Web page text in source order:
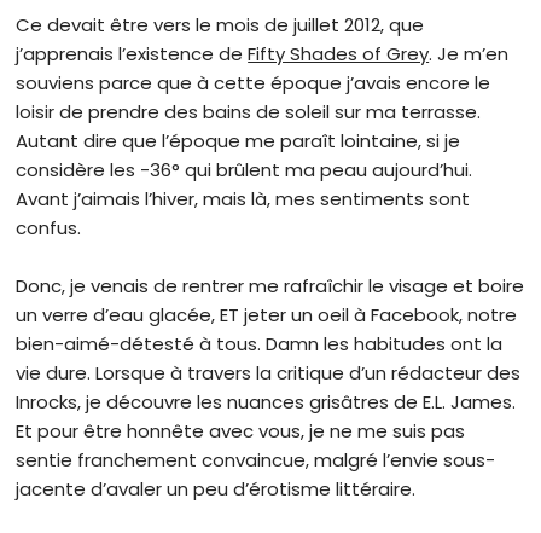
Ce devait être vers le mois de juillet 2012, que
j’apprenais l’existence deFifty Shades of Grey. Je m’en
souviens parce que à cette époque j’avais encore le
loisir de prendre des bains de soleil sur ma terrasse.
Autant dire que l’époque me paraît lointaine, si je
considère les -36° qui brûlent ma peau aujourd’hui.
Avant j’aimais l’hiver, mais là, mes sentiments sont
confus.
Donc, je venais de rentrer me rafraîchir le visage et boire
un verre d’eau glacée, ET jeter un oeil à Facebook, notre
bien-aimé-détesté à tous. Damn les habitudes ont la
vie dure. Lorsque à travers la critique d’un rédacteur des
Inrocks, je découvre les nuances grisâtres de E.L. James.
Et pour être honnête avec vous, je ne me suis pas
sentie franchement convaincue, malgré l’envie sous-
jacente d’avaler un peu d’érotisme littéraire.